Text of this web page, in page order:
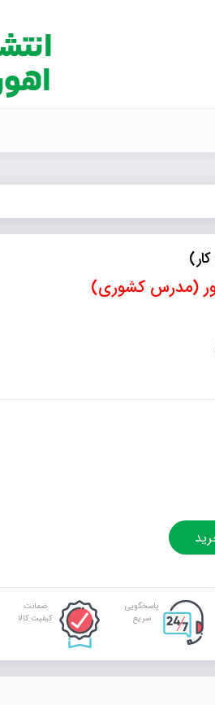
(مدرس کشوری)
پاسخگویی
سریع
ضمانت
کیفیت کالا